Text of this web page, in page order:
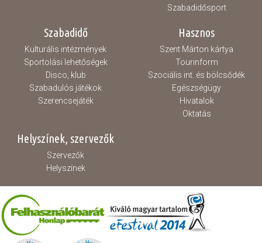
Szabadidősport
Szabadidő
Kulturális intézmények
Sportolási lehetőségek
Disco, klub
Szabadulós játékok
Szerencsejáték
Hasznos
Szent Márton kártya
Tourinform
Szociális int. és bölcsődék
Egészségügy
Hivatalok
Oktatás
Helyszínek, szervezők
Szervezők
Helyszínek